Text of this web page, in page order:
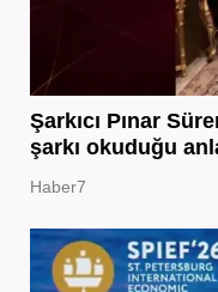
Şarkıcı Pınar
şarkı okuduğu
Haber7